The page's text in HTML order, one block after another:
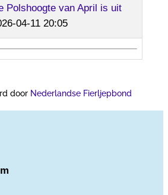
Polshoogte van April is uit
04-11 20:05
door Nederlandse Fierljepbond